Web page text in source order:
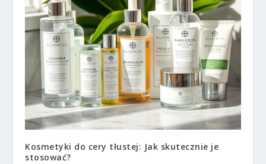
Kosmetyki do cery tłustej: Jak skutecznie je
stosować?